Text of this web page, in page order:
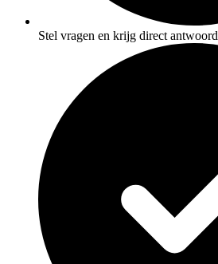
Stel vragen en krijg direct antwoord